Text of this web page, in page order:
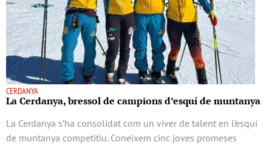
CERDANYA
La Cerdanya, bressol de campions d’esquí de muntanya
La Cerdanya s’ha consolidat com un viver de talent en l’esquí
de muntanya competitiu. Coneixem cinc joves promeses